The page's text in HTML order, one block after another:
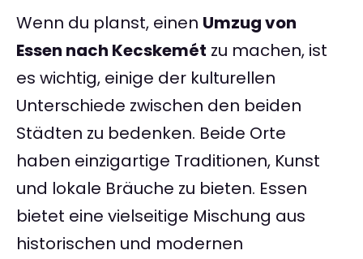
Wenn du planst, einen Umzug von
Essen nach Kecskemét zu machen, ist
es wichtig, einige der kulturellen
Unterschiede zwischen den beiden
Städten zu bedenken. Beide Orte
haben einzigartige Traditionen, Kunst
und lokale Bräuche zu bieten. Essen
bietet eine vielseitige Mischung aus
historischen und modernen